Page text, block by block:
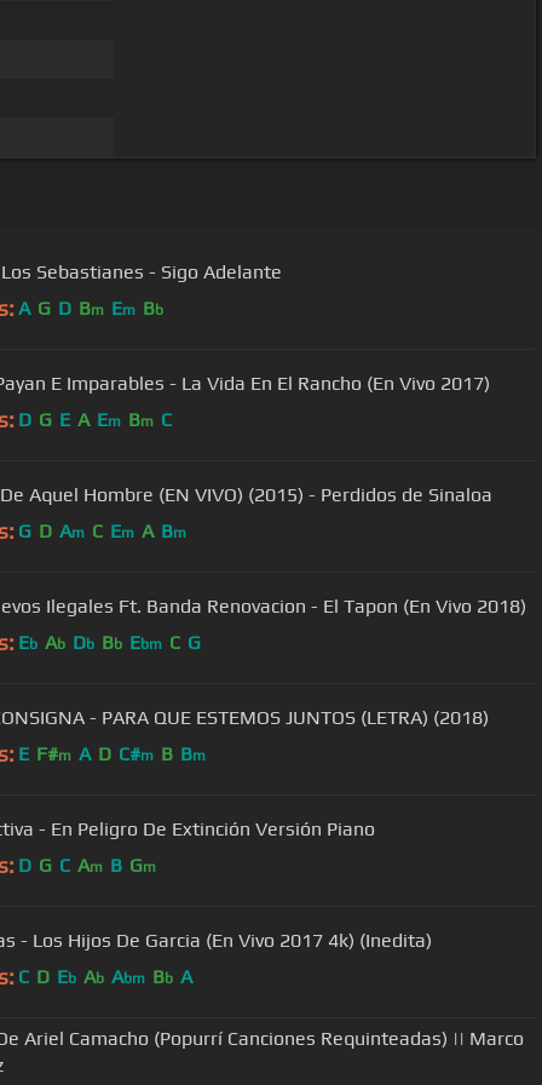
Sebastianes - Sigo Adelante
A G D Bm Em Bb
E Imparables - La Vida En El Rancho (En Vivo 2017)
D G E A Em Bm C
Aquel Hombre (EN VIVO) (2015) - Perdidos de Sinaloa
G D Am C Em A Bm
Ilegales Ft. Banda Renovacion - El Tapon (En Vivo 2018)
Eb Ab Db Bb Ebm C G
- PARA QUE ESTEMOS JUNTOS (LETRA) (2018)
E F#m A D C#m B Bm
- En Peligro De Extinción Versión Piano
D G C Am B Gm
- Los Hijos De Garcia (En Vivo 2017 4k) (Inedita)
C D Eb Ab Abm Bb A
Ariel Camacho (Popurrí Canciones Requinteadas) || Marco